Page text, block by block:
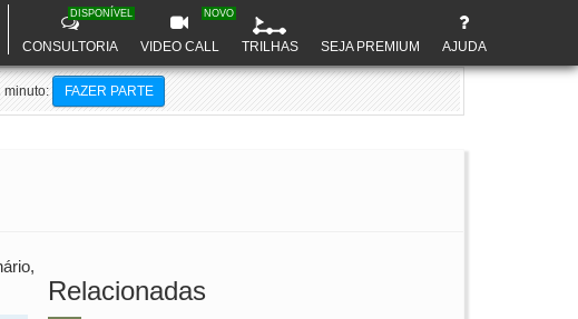
CONSULTORIA
DISPONÍVEL
VIDEO CALL
NOVO
TRILHAS SEJA PREMIUM AJUDA
minuto: FAZER PARTE
Relacionadas